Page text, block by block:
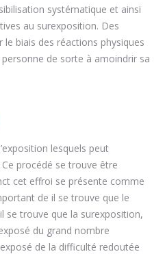
systématique et ainsi
au surexposition. Des
biais des réactions physiques
de sorte à amoindrir sa
lesquels peut
procédé se trouve être
cet effroi se présente comme
de il se trouve que le
se trouve que la surexposition,
du grand nombre
de la difficulté redoutée